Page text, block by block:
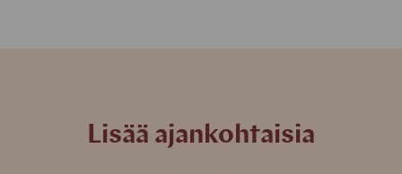
Lisää ajankohtaisia